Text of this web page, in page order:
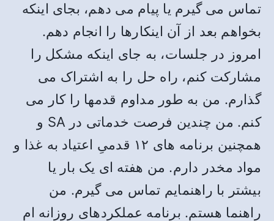
تماس می گیرم یا پیام می دهم، بجای اینکه
بخواهم بعد از آن اینکارها را انجام دهم.
امروز در جلسات، به جای اینکه مشکل را
مشارکت کنم، راه حل را به اشتراک می
گذارم. من به طور مداوم قدمها را کار می
کنم. من چندین فرصت خدماتی در SA و
همچنین برنامه های ۱۲ قدمیِ اعتیاد به غذا و
مواد مخدر دارم. من هفته ای یک بار یا
بیشتر با راهنمایم تماس می گیرم. من
راهنما هستم. برنامه عملکردهای روزانه ام